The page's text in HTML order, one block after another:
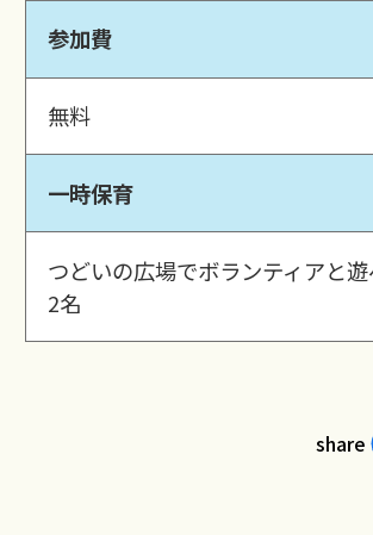
参加費
無料
一時保育
つどいの広場でボランティアと
2名
share